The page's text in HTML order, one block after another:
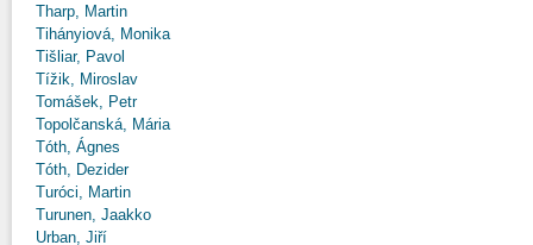
Tharp, Martin
Tihányiová, Monika
Tišliar, Pavol
Tížik, Miroslav
Tomášek, Petr
Topolčanská, Mária
Tóth, Ágnes
Tóth, Dezider
Turóci, Martin
Turunen, Jaakko
Urban, Jiří